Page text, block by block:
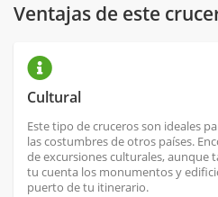
Ventajas de este
Cultural
Este tipo de cruceros son ideales
las costumbres de otros países.
de excursiones culturales, aunque
tu cuenta los monumentos y
puerto de tu itinerario.